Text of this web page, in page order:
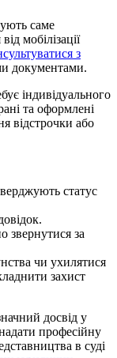
саме
мобілізації
з
документами.
індивідуального
та оформлені
відстрочки або
статус
звернутися за
чи ухилятися
захист
досвід у
професійну
в суді